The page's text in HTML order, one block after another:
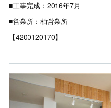
■工事完成：2016年7月
■営業所：柏営業所
【4200120170】